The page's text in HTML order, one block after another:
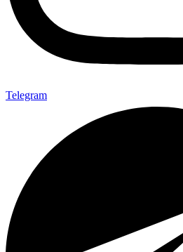
Telegram